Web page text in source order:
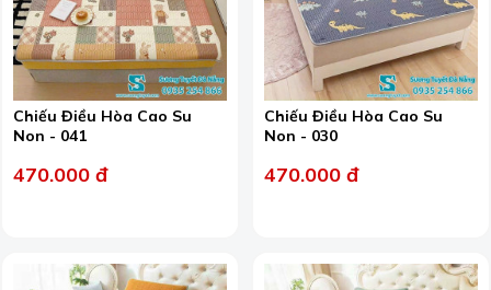
Chiếu Điều Hòa Cao Su
Non - 041
470.000 đ
Chiếu Điều Hòa Cao Su
Non - 030
470.000 đ